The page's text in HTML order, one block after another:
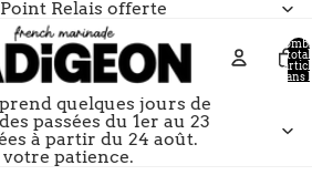
Relais offerte
total
dans
quelques jours de
passées du 1er au 23
à partir du 24 août.
patience.